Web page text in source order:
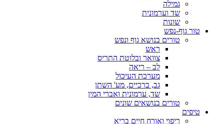
גמילה
שד וערמונית
שונות
טור גוף-נפש
טורים בנושא גוף ונפש
ראש
צוואר ובלוטת התריס
לב – ריאה
מערכת העיכול
גב, ברכיים, מע' השתן
שד, ערמונית ואברי המין
טורים בנושאים שונים
טיפים
ריפוי ואורח חיים בריא